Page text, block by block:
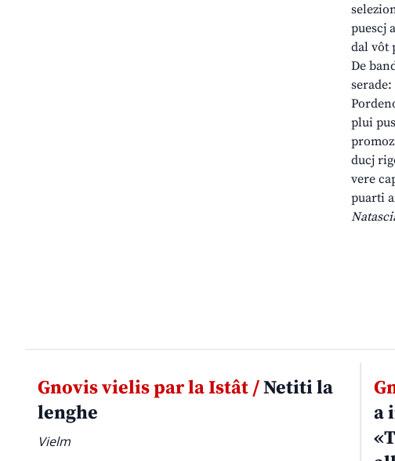
puescj
dal vôt
De
plui
ducj
vere
puarti
Gnovis vielis par la Istât /Netiti la
lenghe
Vielm
a